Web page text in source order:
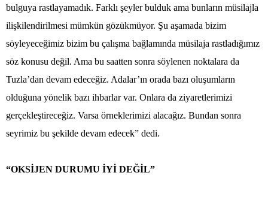
bulguya rastlayamadık. Farklı şeyler bulduk ama bunların müsilajla
ilişkilendirilmesi mümkün gözükmüyor. Şu aşamada bizim
söyleyeceğimiz bizim bu çalışma bağlamında müsilaja rastladığımız
söz konusu değil. Ama bu saatten sonra söylenen noktalara da
Tuzla’dan devam edeceğiz. Adalar’ın orada bazı oluşumların
olduğuna yönelik bazı ihbarlar var. Onlara da ziyaretlerimizi
gerçekleştireceğiz. Varsa örneklerimizi alacağız. Bundan sonra
seyrimiz bu şekilde devam edecek” dedi.
“OKSİJEN DURUMU İYİ DEĞİL”